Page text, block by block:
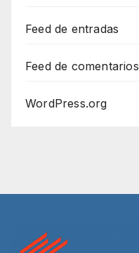
Feed de entradas
Feed de comentarios
WordPress.org